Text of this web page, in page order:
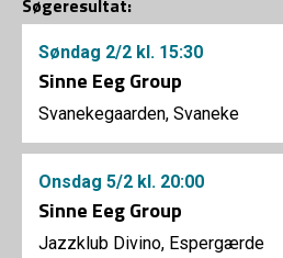
Søgeresultat:
Søndag 2/2 kl. 15:30
Sinne Eeg Group
Svanekegaarden, Svaneke
Onsdag 5/2 kl. 20:00
Sinne Eeg Group
Jazzklub Divino, Espergærde